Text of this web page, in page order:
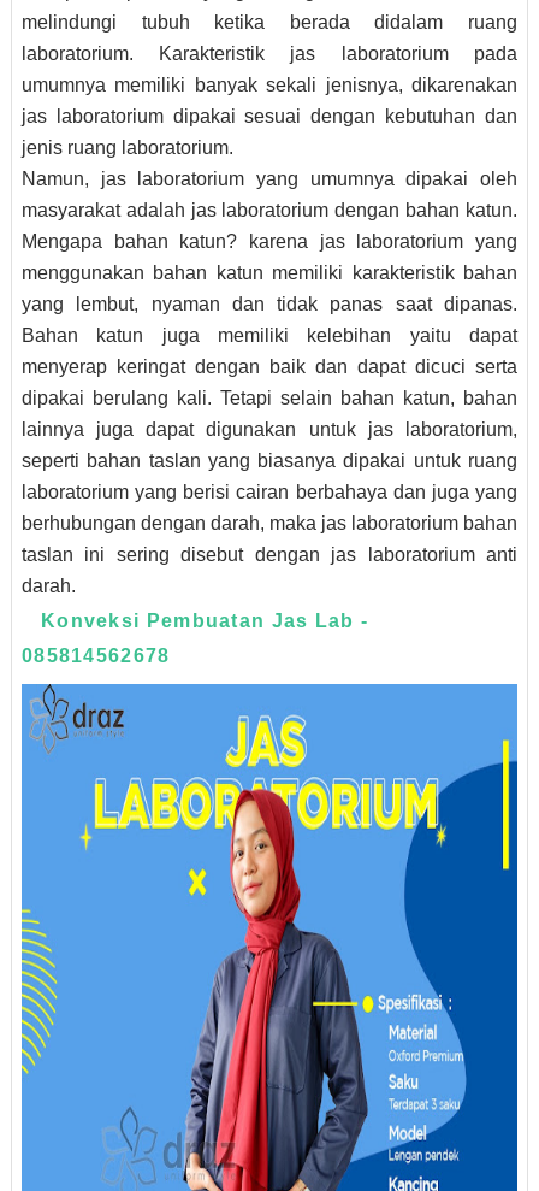
melindungi tubuh ketika berada didalam ruang
laboratorium. Karakteristik jas laboratorium pada
umumnya memiliki banyak sekali jenisnya, dikarenakan
jas laboratorium dipakai sesuai dengan kebutuhan dan
jenis ruang laboratorium.
Namun, jas laboratorium yang umumnya dipakai oleh
masyarakat adalah jas laboratorium dengan bahan katun.
Mengapa bahan katun? karena jas laboratorium yang
menggunakan bahan katun memiliki karakteristik bahan
yang lembut, nyaman dan tidak panas saat dipanas.
Bahan katun juga memiliki kelebihan yaitu dapat
menyerap keringat dengan baik dan dapat dicuci serta
dipakai berulang kali. Tetapi selain bahan katun, bahan
lainnya juga dapat digunakan untuk jas laboratorium,
seperti bahan taslan yang biasanya dipakai untuk ruang
laboratorium yang berisi cairan berbahaya dan juga yang
berhubungan dengan darah, maka jas laboratorium bahan
taslan ini sering disebut dengan jas laboratorium anti
darah.
Konveksi Pembuatan Jas Lab -
085814562678